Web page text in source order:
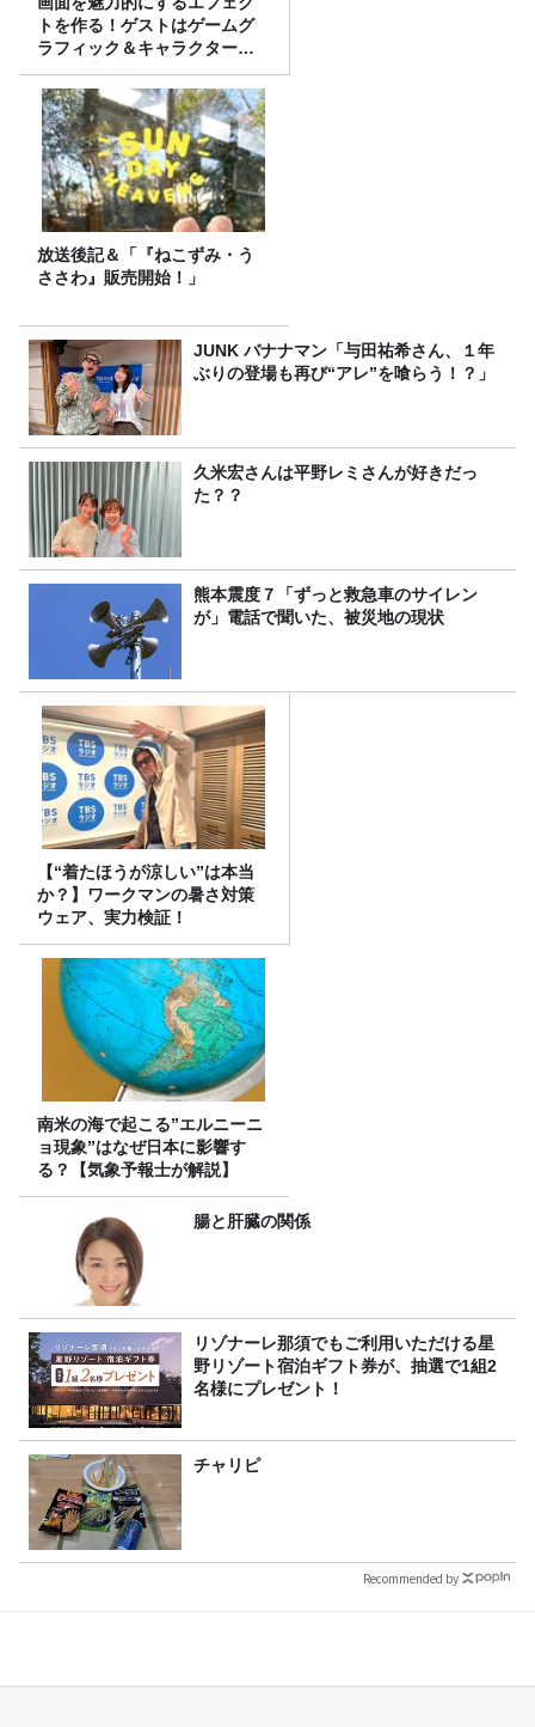
トを作る！ゲストはゲームグ
ラフィック＆キャラクター専
攻の遠藤里桜さん！
放送後記＆「『ねこずみ・う
ささわ』販売開始！」
JUNK バナナマン「与田祐希さん、１年
ぶりの登場も再び“アレ”を喰らう！？」
久米宏さんは平野レミさんが好きだっ
た？？
熊本震度７「ずっと救急車のサイレン
が」電話で聞いた、被災地の現状
【“着たほうが涼しい”は本当
か？】ワークマンの暑さ対策
ウェア、実力検証！
南米の海で起こる”エルニーニ
ョ現象”はなぜ日本に影響す
る？【気象予報士が解説】
腸と肝臓の関係
リゾナーレ那須でもご利用いただける星
野リゾート宿泊ギフト券が、抽選で1組2
名様にプレゼント！
チャリピ
Recommended by